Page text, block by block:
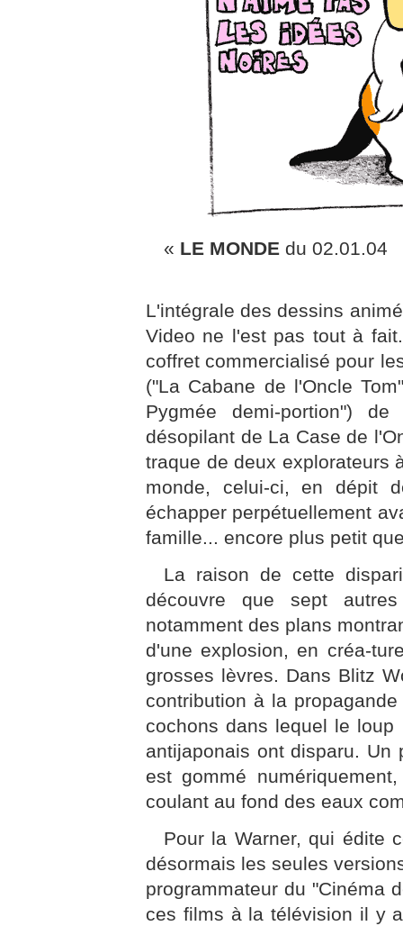
« LE MONDE du 02.01.04
L'intégrale des dessins
Video ne l'est pas tout à
coffret commercialisé pour
("La Cabane de l'Oncle
Pygmée demi-portion")
désopilant de La Case de
traque de deux explorateurs
monde, celui-ci, en dépit
échapper perpétuellement
famille... encore plus petit
La raison de cette
découvre que sept
notamment des plans
d'une explosion, en créa-
grosses lèvres. Dans Blitz
contribution à la
cochons dans lequel le
antijaponais ont disparu. Un
est gommé
coulant au fond des eaux
Pour la Warner, qui édite
désormais les seules
programmateur du "Cinéma
ces films à la télévision il y